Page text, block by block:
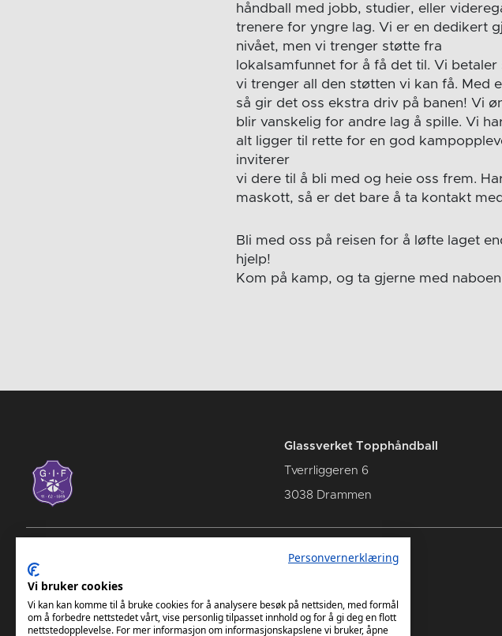
håndball med jobb, studier, eller
trenere for yngre lag. Vi er en dedikert
nivået, men vi trenger støtte fra
lokalsamfunnet for å få det til. Vi
vi trenger all den støtten vi kan få. Med
så gir det oss ekstra driv på banen! Vi
blir vanskelig for andre lag å spille. Vi
alt ligger til rette for en god
inviterer
vi dere til å bli med og heie oss frem.
maskott, så er det bare å ta kontakt
Bli med oss på reisen for å løfte laget
hjelp!
Kom på kamp, og ta gjerne med
Glassverket Topphåndball
Tverrliggeren 6
3038 Drammen
Glasscup 2026
Personvernerklæring
Vi bruker cookies
Vi kan kan komme til å bruke cookies for å analysere besøk på nettsiden, med formål
om å forbedre nettstedet vårt, vise personlig tilpasset innhold og for å gi deg en flott
nettstedopplevelse. For mer informasjon om informasjonskapslene vi bruker, åpne